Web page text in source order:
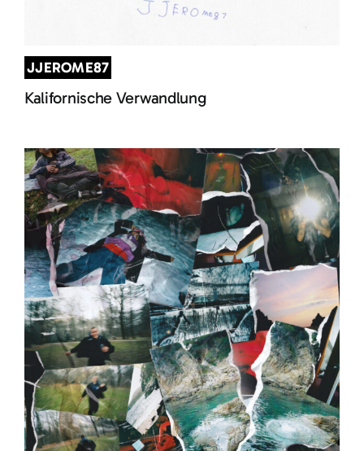
JJEROME87
Kalifornische Verwandlung